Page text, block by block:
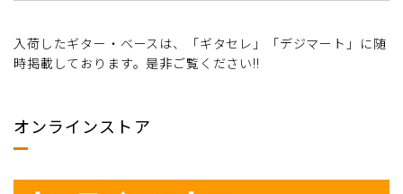
入荷したギター・ベースは、「ギタセレ」「デジマート」に随
時掲載しております。是非ご覧ください!!
オンラインストア